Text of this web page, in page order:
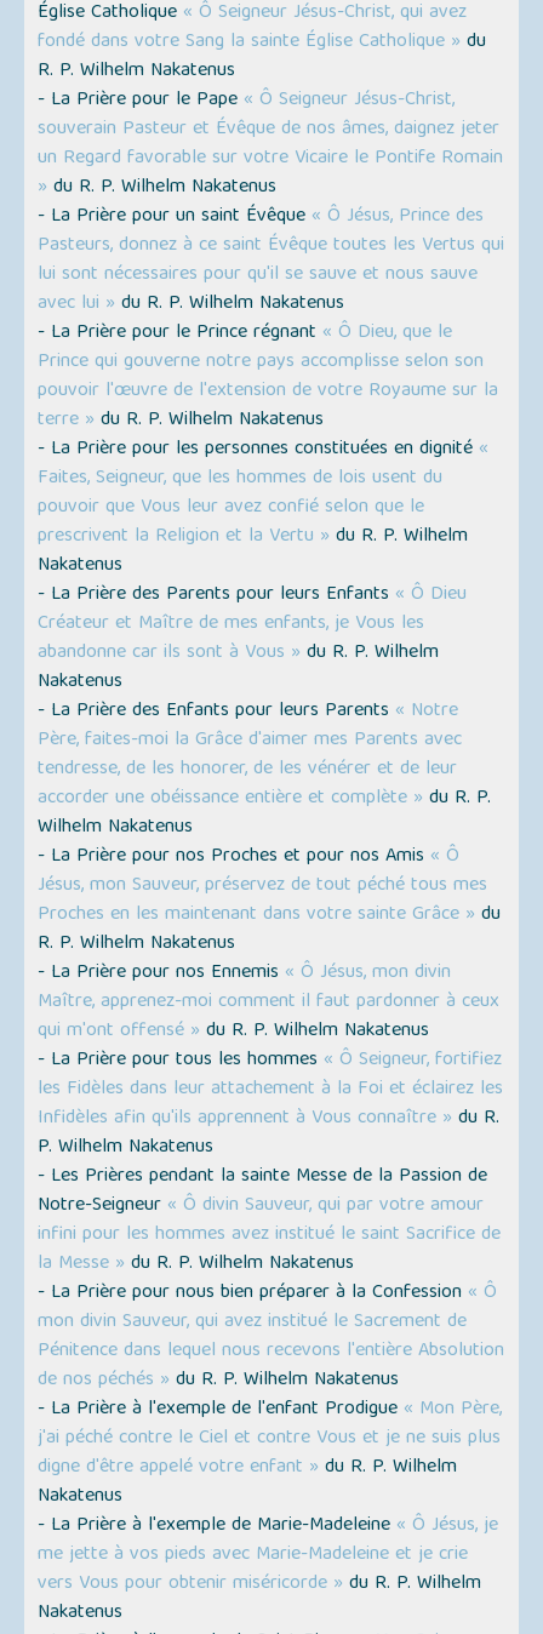
Église Catholique « Ô Seigneur Jésus-Christ, qui avez
fondé dans votre Sang la sainte Église Catholique » du
R. P. Wilhelm Nakatenus
- La Prière pour le Pape « Ô Seigneur Jésus-Christ,
souverain Pasteur et Évêque de nos âmes, daignez jeter
un Regard favorable sur votre Vicaire le Pontife Romain
» du R. P. Wilhelm Nakatenus
- La Prière pour un saint Évêque « Ô Jésus, Prince des
Pasteurs, donnez à ce saint Évêque toutes les Vertus qui
lui sont nécessaires pour qu'il se sauve et nous sauve
avec lui » du R. P. Wilhelm Nakatenus
- La Prière pour le Prince régnant « Ô Dieu, que le
Prince qui gouverne notre pays accomplisse selon son
pouvoir l'œuvre de l'extension de votre Royaume sur la
terre » du R. P. Wilhelm Nakatenus
- La Prière pour les personnes constituées en dignité «
Faites, Seigneur, que les hommes de lois usent du
pouvoir que Vous leur avez confié selon que le
prescrivent la Religion et la Vertu » du R. P. Wilhelm
Nakatenus
- La Prière des Parents pour leurs Enfants « Ô Dieu
Créateur et Maître de mes enfants, je Vous les
abandonne car ils sont à Vous » du R. P. Wilhelm
Nakatenus
- La Prière des Enfants pour leurs Parents « Notre
Père, faites-moi la Grâce d'aimer mes Parents avec
tendresse, de les honorer, de les vénérer et de leur
accorder une obéissance entière et complète » du R. P.
Wilhelm Nakatenus
- La Prière pour nos Proches et pour nos Amis « Ô
Jésus, mon Sauveur, préservez de tout péché tous mes
Proches en les maintenant dans votre sainte Grâce » du
R. P. Wilhelm Nakatenus
- La Prière pour nos Ennemis « Ô Jésus, mon divin
Maître, apprenez-moi comment il faut pardonner à ceux
qui m'ont offensé » du R. P. Wilhelm Nakatenus
- La Prière pour tous les hommes « Ô Seigneur, fortifiez
les Fidèles dans leur attachement à la Foi et éclairez les
Infidèles afin qu'ils apprennent à Vous connaître » du R.
P. Wilhelm Nakatenus
- Les Prières pendant la sainte Messe de la Passion de
Notre-Seigneur « Ô divin Sauveur, qui par votre amour
infini pour les hommes avez institué le saint Sacrifice de
la Messe » du R. P. Wilhelm Nakatenus
- La Prière pour nous bien préparer à la Confession « Ô
mon divin Sauveur, qui avez institué le Sacrement de
Pénitence dans lequel nous recevons l'entière Absolution
de nos péchés » du R. P. Wilhelm Nakatenus
- La Prière à l'exemple de l'enfant Prodigue « Mon Père,
j'ai péché contre le Ciel et contre Vous et je ne suis plus
digne d'être appelé votre enfant » du R. P. Wilhelm
Nakatenus
- La Prière à l'exemple de Marie-Madeleine « Ô Jésus, je
me jette à vos pieds avec Marie-Madeleine et je crie
vers Vous pour obtenir miséricorde » du R. P. Wilhelm
Nakatenus